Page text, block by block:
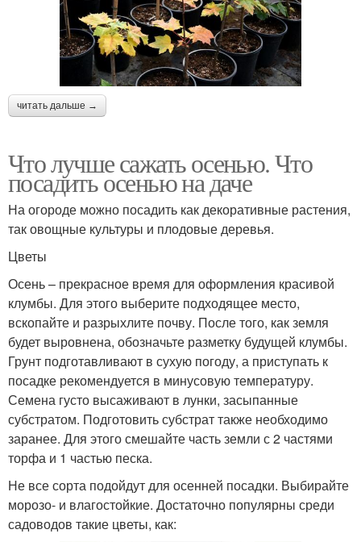
читать дальше →
Что лучше сажать осенью. Что
посадить осенью на даче
На огороде можно посадить как декоративные растения,
так овощные культуры и плодовые деревья.
Цветы
Осень – прекрасное время для оформления красивой
клумбы. Для этого выберите подходящее место,
вскопайте и разрыхлите почву. После того, как земля
будет выровнена, обозначьте разметку будущей клумбы.
Грунт подготавливают в сухую погоду, а приступать к
посадке рекомендуется в минусовую температуру.
Семена густо высаживают в лунки, засыпанные
субстратом. Подготовить субстрат также необходимо
заранее. Для этого смешайте часть земли с 2 частями
торфа и 1 частью песка.
Не все сорта подойдут для осенней посадки. Выбирайте
морозо- и влагостойкие. Достаточно популярны среди
садоводов такие цветы, как: